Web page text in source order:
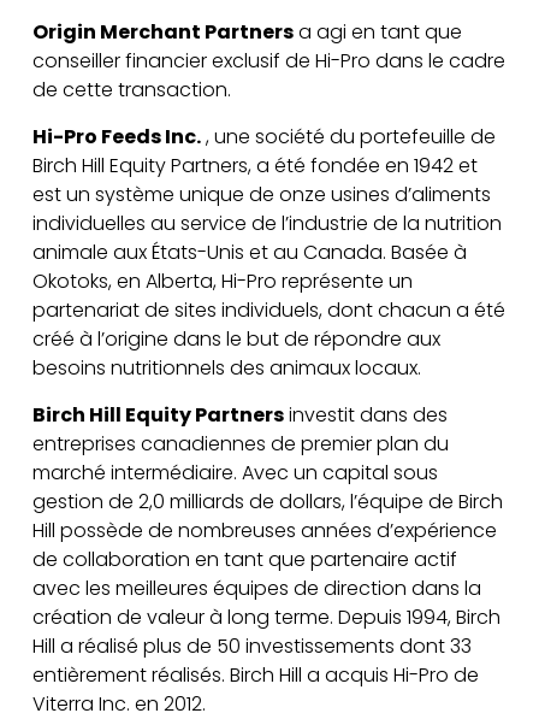
Origin Merchant Partnersa agi en tant que
conseiller financier exclusif de Hi-Pro dans le cadre
de cette transaction.
Hi-Pro Feeds Inc., une société du portefeuille de
Birch Hill Equity Partners, a été fondée en 1942 et
est un système unique de onze usines d’aliments
individuelles au service de l’industrie de la nutrition
animale aux États-Unis et au Canada. Basée à
Okotoks, en Alberta, Hi-Pro représente un
partenariat de sites individuels, dont chacun a été
créé à l’origine dans le but de répondre aux
besoins nutritionnels des animaux locaux.
Birch Hill Equity Partnersinvestit dans des
entreprises canadiennes de premier plan du
marché intermédiaire. Avec un capital sous
gestion de 2,0 milliards de dollars, l’équipe de Birch
Hill possède de nombreuses années d’expérience
de collaboration en tant que partenaire actif
avec les meilleures équipes de direction dans la
création de valeur à long terme. Depuis 1994, Birch
Hill a réalisé plus de 50 investissements dont 33
entièrement réalisés. Birch Hill a acquis Hi-Pro de
Viterra Inc. en 2012.